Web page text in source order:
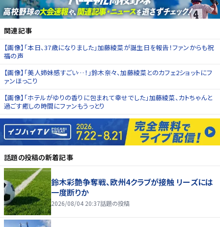
関連記事
【画像】「本日、37歳になりました」加藤綾菜が誕生日を報告！ファンからも祝
福の声
【画像】「美人姉妹感すごい…！」鈴木奈々、加藤綾菜とのカフェ2ショットにフ
ァンほっこり
【画像】「ホテルがゆりの香りに包まれて幸せでした」加藤綾菜、カトちゃんと
過ごす癒しの時間にファンもうっとり
話題の投稿の新着記事
鈴木彩艶争奪戦、欧州4クラブが接触 リーズには
一度断りか
2026/08/04 20:37話題の投稿